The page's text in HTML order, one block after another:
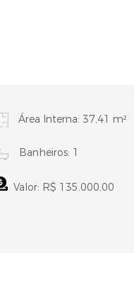
Área Interna: 37,41 m²
Banheiros: 1
Valor: R$ 135.000,00